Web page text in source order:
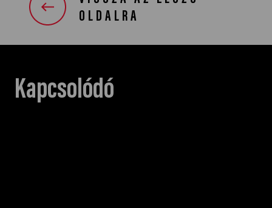
OLDALRA
Kapcsolódó